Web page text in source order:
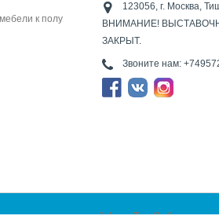
к полу
123056, г. Москва,
ВНИМАНИЕ!
ЗАКРЫТ.
Звоните нам:
магазин сейфов TopSafe.ru